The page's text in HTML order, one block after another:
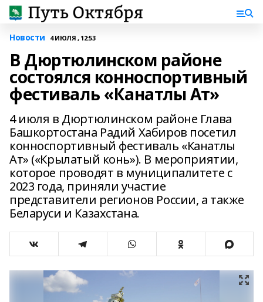
Новости 4 ИЮЛЯ , 12:53
В Дюртюлинском районе
состоялся конноспортивный
фестиваль «Канатлы Ат»
4 июля в Дюртюлинском районе Глава
Башкортостана Радий Хабиров посетил
конноспортивный фестиваль «Канатлы
Ат» («Крылатый конь»). В мероприятии,
которое проводят в муниципалитете с
2023 года, приняли участие
представители регионов России, а также
Беларуси и Казахстана.